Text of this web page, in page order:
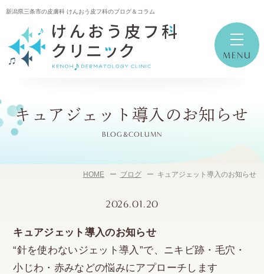
新潟県三条市の皮膚科 けんおう皮フ科のブログ＆コラム
キュアジェット導入のお知らせ
BLOG&COLUMN
HOME ブログ キュアジェット導入のお知らせ
2026.01.20
キュアジェット導入のお知らせ
“針を使わないジェット導入”で、ニキビ跡・毛穴・
小じわ・赤みなどの悩みにアプローチします